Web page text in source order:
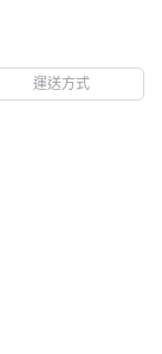
運送方式